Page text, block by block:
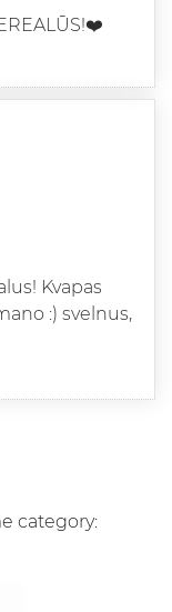
Kvapas
:) svelnus,
category: